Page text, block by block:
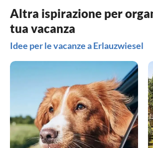
Altra ispirazione per
tua vacanza
Idee per le vacanze a Erlauzwiesel